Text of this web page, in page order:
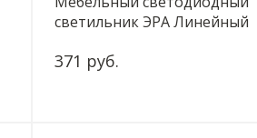
светильник ЭРА Линейный
371 руб.